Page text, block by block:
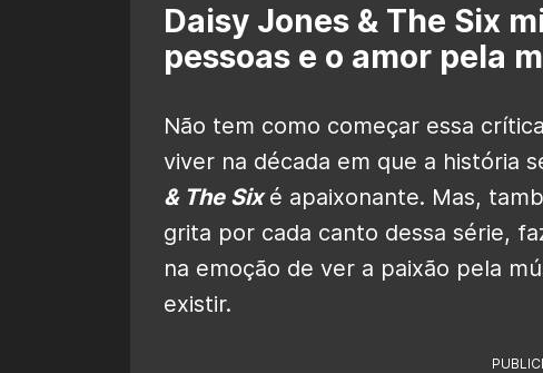
Daisy Jones & The Six
pessoas e o amor pela
Não tem como começar essa
viver na década em que a história
& The Sixé apaixonante. Mas,
grita por cada canto dessa série,
na emoção de ver a paixão pela
existir.